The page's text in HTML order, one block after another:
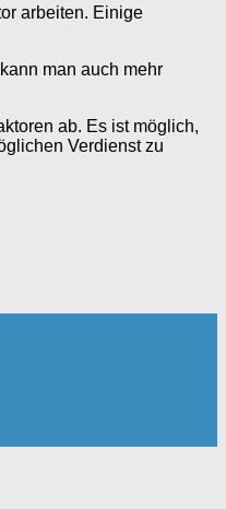
arbeiten. Einige
man auch mehr
ab. Es ist möglich,
Verdienst zu